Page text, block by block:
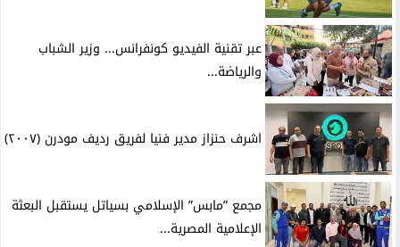
عبر تقنية الفيديو كونفرانس... وزير الشباب
والرياضة...
اشرف حنزاز مدير فنيا لفريق رديف مودرن (٢٠٠٧)
مجمع ”مابس” الإسلامي بسياتل يستقبل البعثة
الإعلامية المصرية...